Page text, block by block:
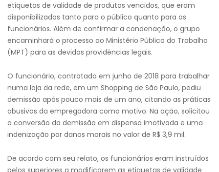
etiquetas de validade de produtos vencidos, que eram
disponibilizados tanto para o público quanto para os
funcionários. Além de confirmar a condenação, o grupo
encaminhará o processo ao Ministério Público do Trabalho
(MPT) para as devidas providências legais.
O funcionário, contratado em junho de 2018 para trabalhar
numa loja da rede, em um Shopping de São Paulo, pediu
demissão após pouco mais de um ano, citando as práticas
abusivas da empregadora como motivo. Na ação, solicitou
a conversão da demissão em dispensa imotivada e uma
indenização por danos morais no valor de R$ 3,9 mil.
De acordo com seu relato, os funcionários eram instruídos
pelos superiores a modificarem as etiquetas de validade